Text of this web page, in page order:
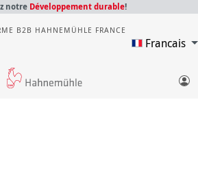
notre Développement durable!
B2B HAHNEMÜHLE FRANCE
Francais